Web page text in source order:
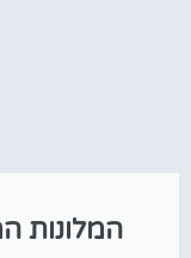
המלונות